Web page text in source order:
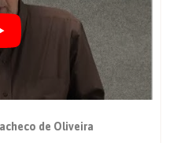
de Oliveira